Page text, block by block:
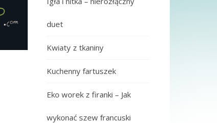
duet
Kwiaty z tkaniny
Kuchenny fartuszek
Eko worek z firanki – Jak
wykonać szew francuski